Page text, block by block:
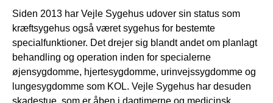
Siden 2013 har Vejle Sygehus udover sin status som
kræftsygehus også været sygehus for bestemte
specialfunktioner. Det drejer sig blandt andet om planlagt
behandling og operation inden for specialerne
øjensygdomme, hjertesygdomme, urinvejssygdomme og
lungesygdomme som KOL. Vejle Sygehus har desuden
skadestue, som er åben i dagtimerne og medicinsk